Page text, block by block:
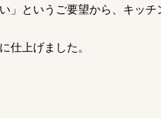
」というご要望から、キッ
仕上げました。